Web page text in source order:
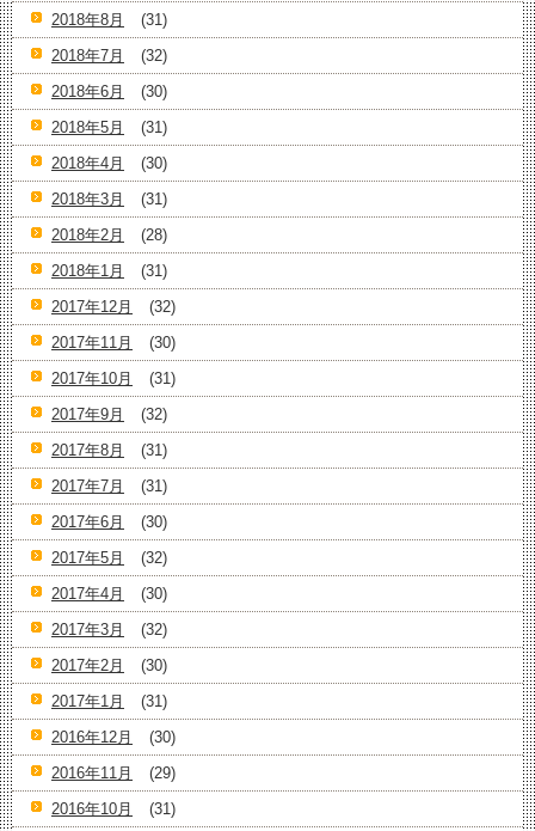
2018年8月
(31)
2018年7月
(32)
2018年6月
(30)
2018年5月
(31)
2018年4月
(30)
2018年3月
(31)
2018年2月
(28)
2018年1月
(31)
2017年12月
(32)
2017年11月
(30)
2017年10月
(31)
2017年9月
(32)
2017年8月
(31)
2017年7月
(31)
2017年6月
(30)
2017年5月
(32)
2017年4月
(30)
2017年3月
(32)
2017年2月
(30)
2017年1月
(31)
2016年12月
(30)
2016年11月
(29)
2016年10月
(31)